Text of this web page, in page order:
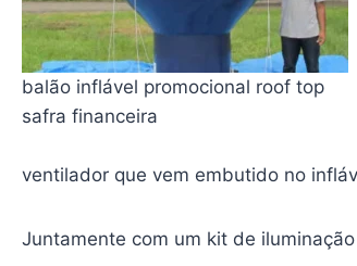
balão inflável promocional roof top
safra financeira
ventilador que vem embutido no
Juntamente com um kit de